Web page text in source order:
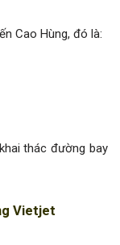
Cao Hùng, đó là:
thác đường bay
Vietjet